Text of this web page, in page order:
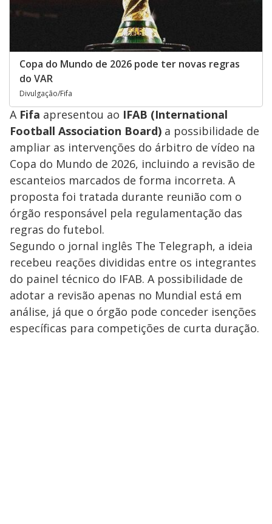
Copa do Mundo de 2026 pode ter novas regras
do VAR
Divulgação/Fifa
A Fifa apresentou ao IFAB (International
Football Association Board) a possibilidade de
ampliar as intervenções do árbitro de vídeo na
Copa do Mundo de 2026, incluindo a revisão de
escanteios marcados de forma incorreta. A
proposta foi tratada durante reunião com o
órgão responsável pela regulamentação das
regras do futebol.
Segundo o jornal inglês The Telegraph, a ideia
recebeu reações divididas entre os integrantes
do painel técnico do IFAB. A possibilidade de
adotar a revisão apenas no Mundial está em
análise, já que o órgão pode conceder isenções
específicas para competições de curta duração.